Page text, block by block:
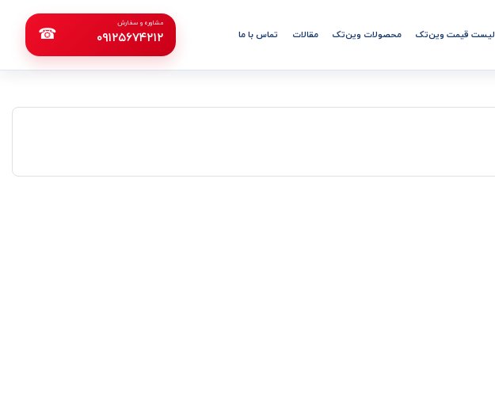
لیست قیمت وین‌تک محصولات وین‌تک مقالات تماس با ما
مشاوره و سفارش
۰۹۱۲۵۶۷۴۲۱۲ ☎